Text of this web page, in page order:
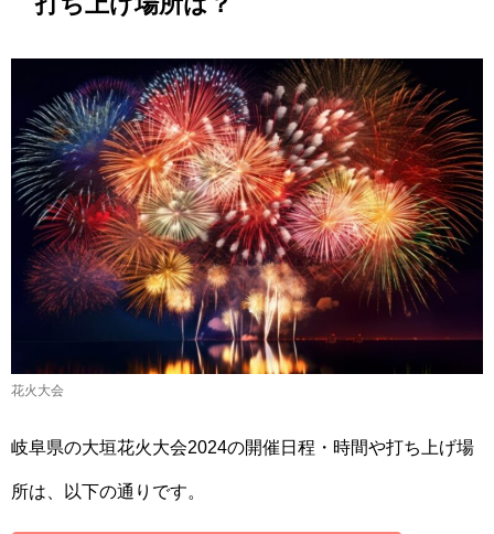
花火大会
岐阜県の大垣花火大会2024の開催日程・時間や打ち上げ場
所は、以下の通りです。